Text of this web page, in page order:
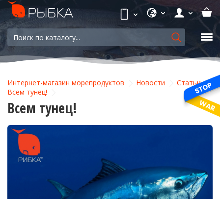
Интернет-магазин морепродуктов Новости
Статьи
Всем тунец!
Всем тунец!